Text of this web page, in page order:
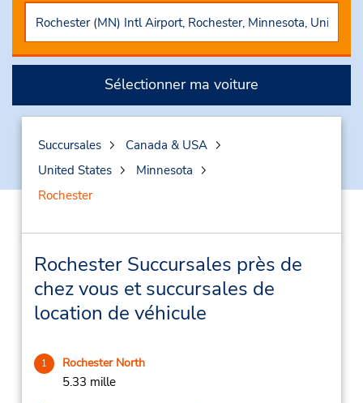
Sélectionner ma voiture
Succursales
Canada & USA
United States
Minnesota
Rochester
Rochester Succursales près de
chez vous et succursales de
location de véhicule
1 Rochester North
5.33 mille